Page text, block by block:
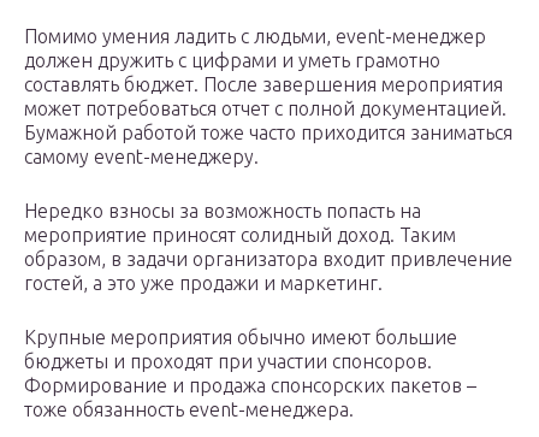
Помимо умения ладить с людьми, event-менеджер
должен дружить с цифрами и уметь грамотно
составлять бюджет. После завершения мероприятия
может потребоваться отчет с полной документацией.
Бумажной работой тоже часто приходится заниматься
самому event-менеджеру.
Нередко взносы за возможность попасть на
мероприятие приносят солидный доход. Таким
образом, в задачи организатора входит привлечение
гостей, а это уже продажи и маркетинг.
Крупные мероприятия обычно имеют большие
бюджеты и проходят при участии спонсоров.
Формирование и продажа спонсорских пакетов –
тоже обязанность event-менеджера.